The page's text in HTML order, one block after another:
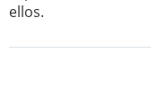
ellos.